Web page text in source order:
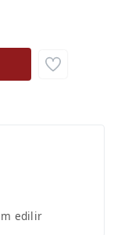
edilir